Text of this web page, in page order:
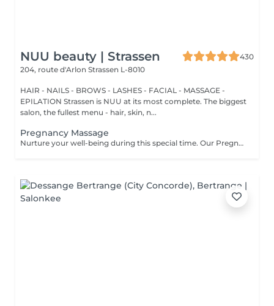
NUU beauty | Strassen
430
204, route d'Arlon Strassen L-8010
HAIR - NAILS - BROWS - LASHES - FACIAL - MASSAGE -
EPILATION Strassen is NUU at its most complete. The biggest
salon, the fullest menu - hair, skin, n...
Pregnancy Massage
Nurture your well-being during this special time. Our Pregnancy Massage is a gentle, relaxing treatment designed to reduce muscle tension, improve circulation, and ease discomfort commonly experienced during pregnancy. Soft, flowing techniques and comfortable side-lying positioning provide deep relaxation without placing pressure on the abdomen. Hypoallergenic, unscented oils are used to care for sensitive skin and maintain comfort throughout the session. This massage helps relieve tension in the lower back and shoulders, reduces swelling and heaviness in the legs, improves overall circulation, and promotes a sense of ease and balance in the body. This treatment is performed only with the approval of your doctor.